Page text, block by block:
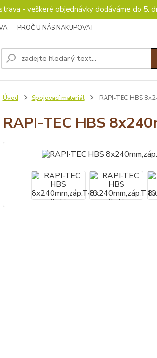
- veškeré objednávky dodáváme do
PROČ U NÁS NAKUPOVAT
Úvod Spojovací materiál RAPI-TEC HBS
RAPI-TEC HBS